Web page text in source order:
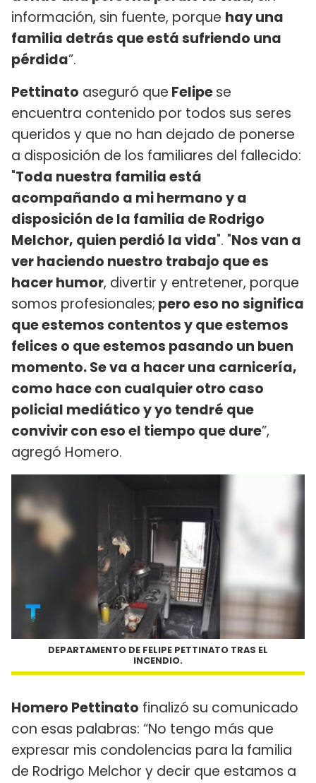
información, sin fuente, porque hay una
familia detrás que está sufriendo una
pérdida”.
Pettinato aseguró que Felipese
encuentra contenido por todos sus seres
queridos y que no han dejado de ponerse
a disposición de los familiares del fallecido:
"Toda nuestra familia está
acompañando a mi hermano y a
disposición de la familia de Rodrigo
Melchor, quien perdió la vida". "Nos van a
ver haciendo nuestro trabajo que es
hacer humor, divertir y entretener, porque
somos profesionales; pero eso no significa
que estemos contentos y que estemos
felices o que estemos pasando un buen
momento. Se va a hacer una carnicería,
como hace con cualquier otro caso
policial mediático y yo tendré que
convivir con eso el tiempo que dure”,
agregó Homero.
DEPARTAMENTO DE FELIPE PETTINATO TRAS EL
INCENDIO.
Homero Pettinato finalizó su comunicado
con esas palabras: “No tengo más que
expresar mis condolencias para la familia
de Rodrigo Melchor y decir que estamos a